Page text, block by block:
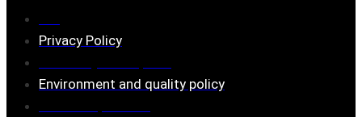
Privacy Policy
Environment and quality policy